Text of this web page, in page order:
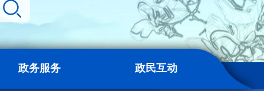
政务服务 政民互动